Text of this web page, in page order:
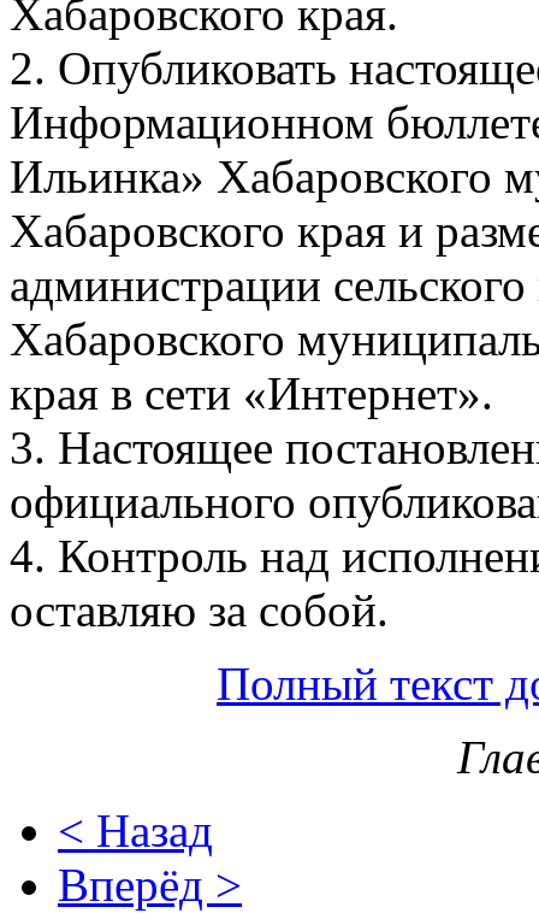
Хабаровского края.
2. Опубликовать
Информационном
Ильинка» Хабаровского
Хабаровского края и
администрации
Хабаровского
края в сети «Интернет».
3. Настоящее
официального
4. Контроль над
оставляю за собой.
Полный текст
< Назад
Вперёд >